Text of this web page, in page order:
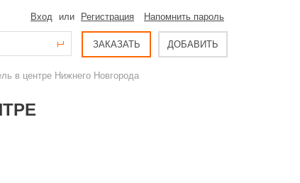
Вход или Регистрация Напомнить пароль
ЗАКАЗАТЬ ДОБАВИТЬ
в центре Нижнего Новгорода